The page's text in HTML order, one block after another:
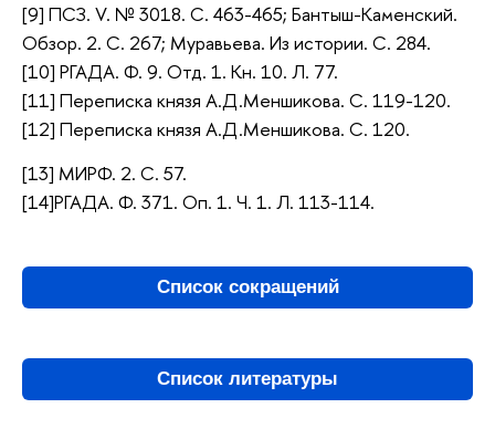
[9] ПСЗ. V. № 3018. С. 463-465; Бантыш-Каменский.
Обзор. 2. С. 267; Муравьева. Из истории. С. 284.
[10] РГАДА. Ф. 9. Отд. 1. Кн. 10. Л. 77.
[11] Переписка князя А.Д.Меншикова. С. 119-120.
[12] Переписка князя А.Д.Меншикова. С. 120.
[13] МИРФ. 2. С. 57.
[14]РГАДА. Ф. 371. Оп. 1. Ч. 1. Л. 113-114.
Список сокращений
Список литературы